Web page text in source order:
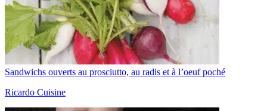
Sandwichs ouverts au prosciutto, au radis et à l’oeuf poché
Ricardo Cuisine